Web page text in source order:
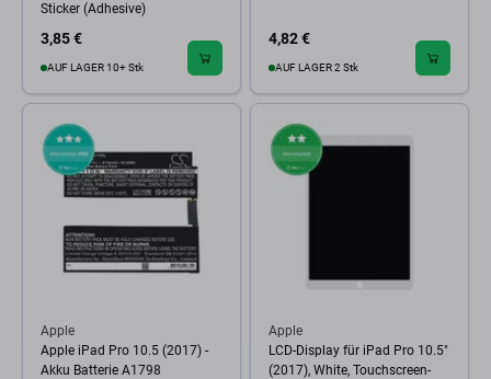
Sticker (Adhesive)
3,85 €
AUF LAGER 10+ Stk
4,82 €
AUF LAGER 2 Stk
Apple
Apple iPad Pro 10.5 (2017) -
Akku Batterie A1798
Apple
LCD-Display für iPad Pro 10.5"
(2017), White, Touchscreen-